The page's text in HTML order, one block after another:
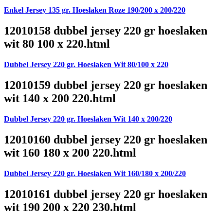
Enkel Jersey 135 gr. Hoeslaken Roze 190/200 x 200/220
12010158 dubbel jersey 220 gr hoeslaken
wit 80 100 x 220.html
Dubbel Jersey 220 gr. Hoeslaken Wit 80/100 x 220
12010159 dubbel jersey 220 gr hoeslaken
wit 140 x 200 220.html
Dubbel Jersey 220 gr. Hoeslaken Wit 140 x 200/220
12010160 dubbel jersey 220 gr hoeslaken
wit 160 180 x 200 220.html
Dubbel Jersey 220 gr. Hoeslaken Wit 160/180 x 200/220
12010161 dubbel jersey 220 gr hoeslaken
wit 190 200 x 220 230.html